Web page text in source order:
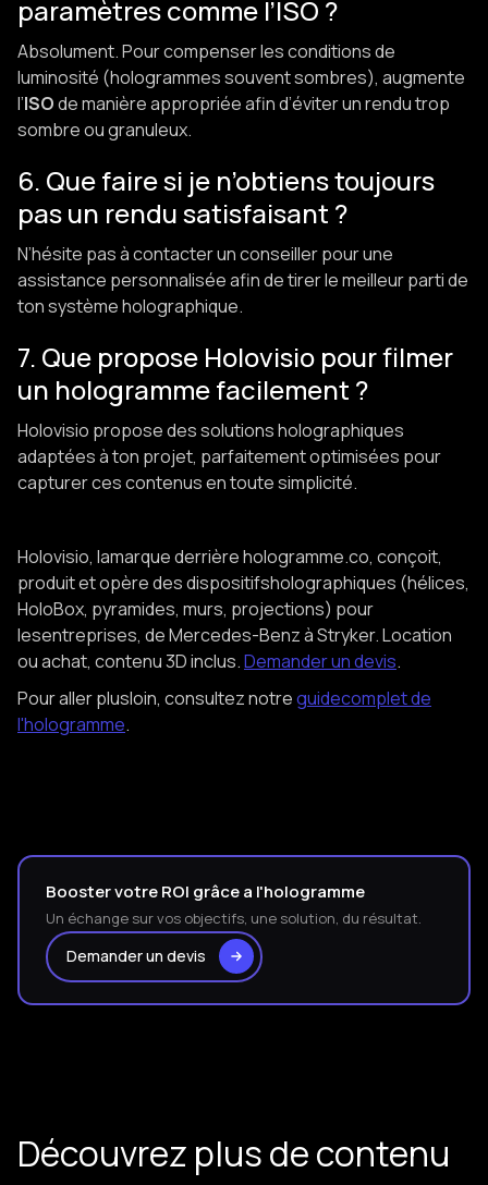
paramètres comme l’ISO ?
Absolument. Pour compenser les conditions de
luminosité (hologrammes souvent sombres), augmente
l’ISOde manière appropriée afin d’éviter un rendu trop
sombre ou granuleux.
6. Que faire si je n’obtiens toujours
pas un rendu satisfaisant ?
N’hésite pas à contacter un conseiller pour une
assistance personnalisée afin de tirer le meilleur parti de
ton système holographique.
7. Que propose Holovisio pour filmer
un hologramme facilement ?
Holovisio propose des solutions holographiques
adaptées à ton projet, parfaitement optimisées pour
capturer ces contenus en toute simplicité.
Holovisio, lamarque derrière hologramme.co, conçoit,
produit et opère des dispositifsholographiques (hélices,
HoloBox, pyramides, murs, projections) pour
lesentreprises, de Mercedes-Benz à Stryker. Location
ou achat, contenu 3D inclus.Demander un devis.
Pour aller plusloin, consultez notreguidecomplet de
l'hologramme.
Booster votre ROI grâce a l'hologramme
Un échange sur vos objectifs, une solution, du résultat.
Demander un devis
Découvrez plus de contenu